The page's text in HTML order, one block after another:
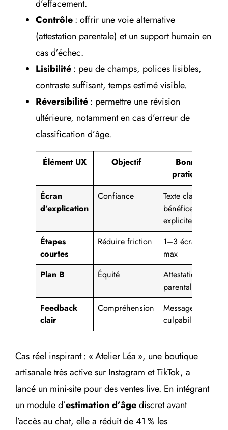
d’effacement.
Contrôle: offrir une voie alternative
(attestation parentale) et un support humain en
cas d’échec.
Lisibilité: peu de champs, polices lisibles,
contraste suffisant, temps estimé visible.
Réversibilité: permettre une révision
ultérieure, notamment en cas d’erreur de
classification d’âge.
Élément UX Objectif
Bonnes
pratiques
Écran
d’explication
Confiance
Texte clair,
bénéfice
explicite
Étapes
courtes
Réduire friction
1–3 écrans
max
Plan B
Équité
Attestation
parentale/FAQ
Feedback
clair
Compréhension
Messages non
culpabilisants
Cas réel inspirant : « Atelier Léa », une boutique
artisanale très active sur Instagram et TikTok, a
lancé un mini-site pour des ventes live. En intégrant
un module d’estimation d’âgediscret avant
l’accès au chat, elle a réduit de 41 % les